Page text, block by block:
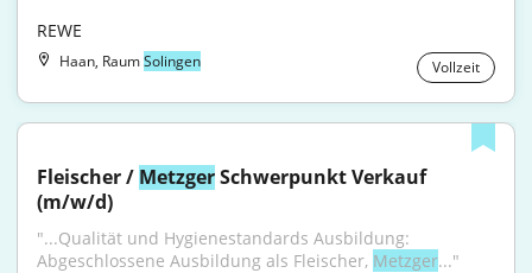
REWE
Haan, RaumSolingen Vollzeit
Fleischer / Metzger Schwerpunkt Verkauf
(m/w/d)
"...Qualität und Hygienestandards Ausbildung:
Abgeschlossene Ausbildung als Fleischer, Metzger..."